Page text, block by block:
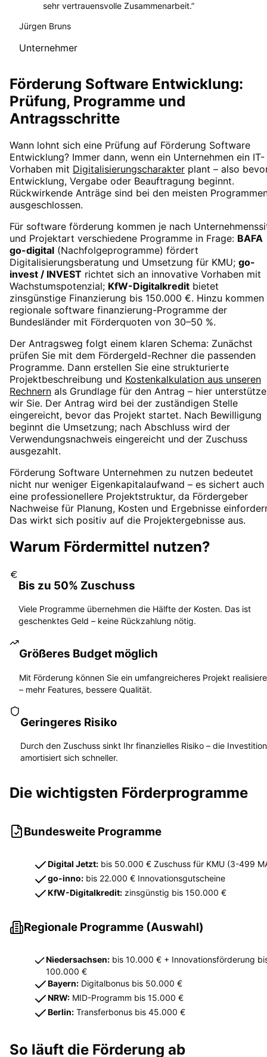
sehr vertrauensvolle Zusammenarbeit.”
Jürgen Bruns
Unternehmer
Förderung Software Entwicklung:
Prüfung, Programme und
Antragsschritte
Wann lohnt sich eine Prüfung auf Förderung Software
Entwicklung? Immer dann, wenn ein Unternehmen ein IT-
Vorhaben mit Digitalisierungscharakter plant – also
Entwicklung, Vergabe oder Beauftragung beginnt.
Rückwirkende Anträge sind bei den meisten
ausgeschlossen.
Für software förderung kommen je nach
und Projektart verschiedene Programme in Frage: BAFA
go-digital (Nachfolgeprogramme) fördert
Digitalisierungsberatung und Umsetzung für KMU; go-
invest / INVEST richtet sich an innovative Vorhaben mit
Wachstumspotenzial; KfW-Digitalkredit bietet
zinsgünstige Finanzierung bis 150.000 €. Hinzu kommen
regionale software finanzierung-Programme der
Bundesländer mit Förderquoten von 30–50 %.
Der Antragsweg folgt einem klaren Schema: Zunächst
prüfen Sie mit dem Fördergeld-Rechner die passenden
Programme. Dann erstellen Sie eine strukturierte
Projektbeschreibung und Kostenkalkulation aus unseren
Rechnern als Grundlage für den Antrag – hier
wir Sie. Der Antrag wird bei der zuständigen Stelle
eingereicht, bevor das Projekt startet. Nach Bewilligung
beginnt die Umsetzung; nach Abschluss wird der
Verwendungsnachweis eingereicht und der Zuschuss
ausgezahlt.
Förderung Software Unternehmen zu nutzen bedeutet
nicht nur weniger Eigenkapitalaufwand – es sichert auch
eine professionellere Projektstruktur, da Fördergeber
Nachweise für Planung, Kosten und Ergebnisse
Das wirkt sich positiv auf die Projektergebnisse aus.
Warum Fördermittel nutzen?
Bis zu 50% Zuschuss
Viele Programme übernehmen die Hälfte der Kosten. Das ist
geschenktes Geld – keine Rückzahlung nötig.
Größeres Budget möglich
Mit Förderung können Sie ein umfangreicheres Projekt
– mehr Features, bessere Qualität.
Geringeres Risiko
Durch den Zuschuss sinkt Ihr finanzielles Risiko – die Investition
amortisiert sich schneller.
Die wichtigsten Förderprogramme
Bundesweite Programme
Digital Jetzt: bis 50.000 € Zuschuss für KMU (3-499
go-inno: bis 22.000 € Innovationsgutscheine
KfW-Digitalkredit: zinsgünstig bis 150.000 €
Regionale Programme (Auswahl)
Niedersachsen:bis 10.000 € + Innovationsförderung
100.000 €
Bayern: Digitalbonus bis 50.000 €
NRW: MID-Programm bis 15.000 €
Berlin: Transferbonus bis 45.000 €
So läuft die Förderung ab